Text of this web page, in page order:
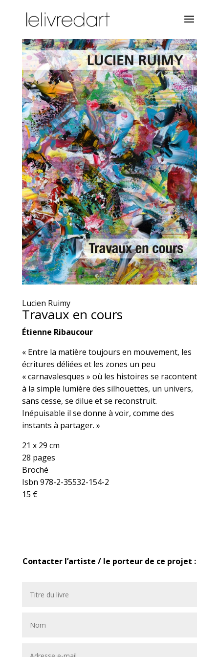
Lucien Ruimy
Travaux en cours
Étienne Ribaucour
« Entre la matière toujours en mouvement, les
écritures déliées et les zones un peu
« carnavalesques » où les histoires se racontent
à la simple lumière des silhouettes, un univers,
sans cesse, se dilue et se reconstruit.
Inépuisable il se donne à voir, comme des
instants à partager. »
21 x 29 cm
28 pages
Broché
Isbn 978-2-35532-154-2
15 €
Contacter l’artiste / le porteur de ce projet :